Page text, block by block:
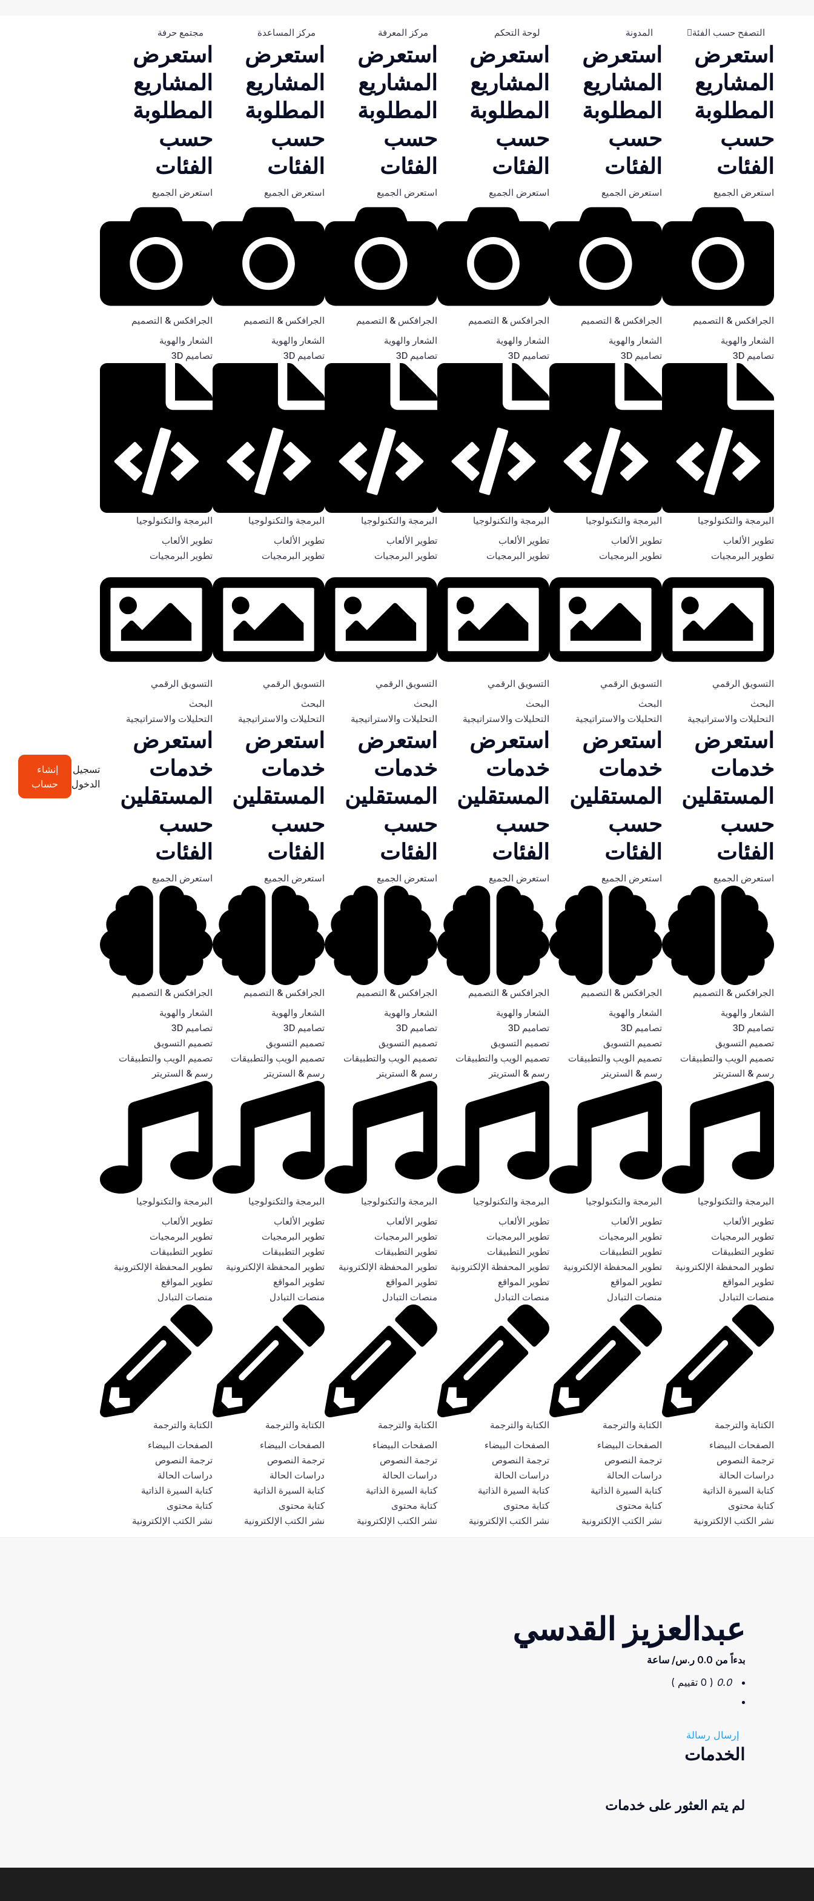
التصفح حسب الفئة
استعرض
المشاريع
المطلوبة
حسب
الفئات
استعرض الجميع
الجرافكس & التصميم
الشعار والهوية
تصاميم 3D
البرمجة والتكنولوجيا
تطوير الألعاب
تطوير البرمجيات
التسويق الرقمي
البحث
التحليلات والاستراتيجية
استعرض
خدمات
المستقلين
حسب
الفئات
استعرض الجميع
الجرافكس & التصميم
الشعار والهوية
تصاميم 3D
تصميم التسويق
تصميم الويب والتطبيقات
رسم & الستريتر
البرمجة والتكنولوجيا
تطوير الألعاب
تطوير البرمجيات
تطوير التطبيقات
تطوير المحفظة الإلكترونية
تطوير المواقع
منصات التبادل
الكتابة والترجمة
الصفحات البيضاء
ترجمة النصوص
دراسات الحالة
كتابة السيرة الذاتية
كتابة محتوى
نشر الكتب الإلكترونية
المدونة
استعرض
المشاريع
المطلوبة
حسب
الفئات
استعرض الجميع
الجرافكس & التصميم
الشعار والهوية
تصاميم 3D
البرمجة والتكنولوجيا
تطوير الألعاب
تطوير البرمجيات
التسويق الرقمي
البحث
التحليلات والاستراتيجية
استعرض
خدمات
المستقلين
حسب
الفئات
استعرض الجميع
الجرافكس & التصميم
الشعار والهوية
تصاميم 3D
تصميم التسويق
تصميم الويب والتطبيقات
رسم & الستريتر
البرمجة والتكنولوجيا
تطوير الألعاب
تطوير البرمجيات
تطوير التطبيقات
تطوير المحفظة الإلكترونية
تطوير المواقع
منصات التبادل
الكتابة والترجمة
الصفحات البيضاء
ترجمة النصوص
دراسات الحالة
كتابة السيرة الذاتية
كتابة محتوى
نشر الكتب الإلكترونية
لوحة التحكم
استعرض
المشاريع
المطلوبة
حسب
الفئات
استعرض الجميع
الجرافكس & التصميم
الشعار والهوية
تصاميم 3D
البرمجة والتكنولوجيا
تطوير الألعاب
تطوير البرمجيات
التسويق الرقمي
البحث
التحليلات والاستراتيجية
استعرض
خدمات
المستقلين
حسب
الفئات
استعرض الجميع
الجرافكس & التصميم
الشعار والهوية
تصاميم 3D
تصميم التسويق
تصميم الويب والتطبيقات
رسم & الستريتر
البرمجة والتكنولوجيا
تطوير الألعاب
تطوير البرمجيات
تطوير التطبيقات
تطوير المحفظة الإلكترونية
تطوير المواقع
منصات التبادل
الكتابة والترجمة
الصفحات البيضاء
ترجمة النصوص
دراسات الحالة
كتابة السيرة الذاتية
كتابة محتوى
نشر الكتب الإلكترونية
مركز المعرفة
استعرض
المشاريع
المطلوبة
حسب
الفئات
استعرض الجميع
الجرافكس & التصميم
الشعار والهوية
تصاميم 3D
البرمجة والتكنولوجيا
تطوير الألعاب
تطوير البرمجيات
التسويق الرقمي
البحث
التحليلات والاستراتيجية
استعرض
خدمات
المستقلين
حسب
الفئات
استعرض الجميع
الجرافكس & التصميم
الشعار والهوية
تصاميم 3D
تصميم التسويق
تصميم الويب والتطبيقات
رسم & الستريتر
البرمجة والتكنولوجيا
تطوير الألعاب
تطوير البرمجيات
تطوير التطبيقات
تطوير المحفظة الإلكترونية
تطوير المواقع
منصات التبادل
الكتابة والترجمة
الصفحات البيضاء
ترجمة النصوص
دراسات الحالة
كتابة السيرة الذاتية
كتابة محتوى
نشر الكتب الإلكترونية
مركز المساعدة
استعرض
المشاريع
المطلوبة
حسب
الفئات
استعرض الجميع
الجرافكس & التصميم
الشعار والهوية
تصاميم 3D
البرمجة والتكنولوجيا
تطوير الألعاب
تطوير البرمجيات
التسويق الرقمي
البحث
التحليلات والاستراتيجية
استعرض
خدمات
المستقلين
حسب
الفئات
استعرض الجميع
الجرافكس & التصميم
الشعار والهوية
تصاميم 3D
تصميم التسويق
تصميم الويب والتطبيقات
رسم & الستريتر
البرمجة والتكنولوجيا
تطوير الألعاب
تطوير البرمجيات
تطوير التطبيقات
تطوير المحفظة الإلكترونية
تطوير المواقع
منصات التبادل
الكتابة والترجمة
الصفحات البيضاء
ترجمة النصوص
دراسات الحالة
كتابة السيرة الذاتية
كتابة محتوى
نشر الكتب الإلكترونية
مجتمع حرفة
استعرض
المشاريع
المطلوبة
حسب
الفئات
استعرض الجميع
الجرافكس & التصميم
الشعار والهوية
تصاميم 3D
البرمجة والتكنولوجيا
تطوير الألعاب
تطوير البرمجيات
التسويق الرقمي
البحث
التحليلات والاستراتيجية
استعرض
خدمات
المستقلين
حسب
الفئات
استعرض الجميع
الجرافكس & التصميم
الشعار والهوية
تصاميم 3D
تصميم التسويق
تصميم الويب والتطبيقات
رسم & الستريتر
البرمجة والتكنولوجيا
تطوير الألعاب
تطوير البرمجيات
تطوير التطبيقات
تطوير المحفظة الإلكترونية
تطوير المواقع
منصات التبادل
الكتابة والترجمة
الصفحات البيضاء
ترجمة النصوص
دراسات الحالة
كتابة السيرة الذاتية
كتابة محتوى
نشر الكتب الإلكترونية
تسجيل
الدخول
إنشاء
حساب
عبدالعزيز القدسي
بدءاً من 0.0 ر.س/ ساعة
0.0 ( 0 تقييم )
إرسال رسالة
الخدمات
لم يتم العثور على خدمات